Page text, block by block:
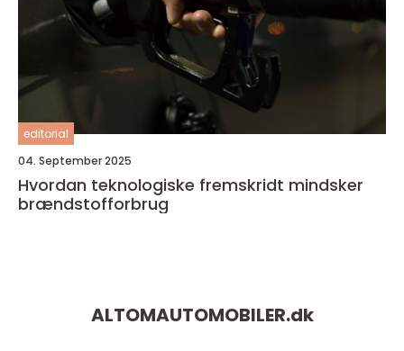
editorial
04. September 2025
Hvordan teknologiske fremskridt mindsker
brændstofforbrug
ALTOMAUTOMOBILER.dk